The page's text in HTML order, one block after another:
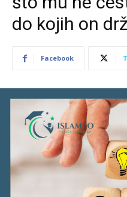
do kojih on
Facebook